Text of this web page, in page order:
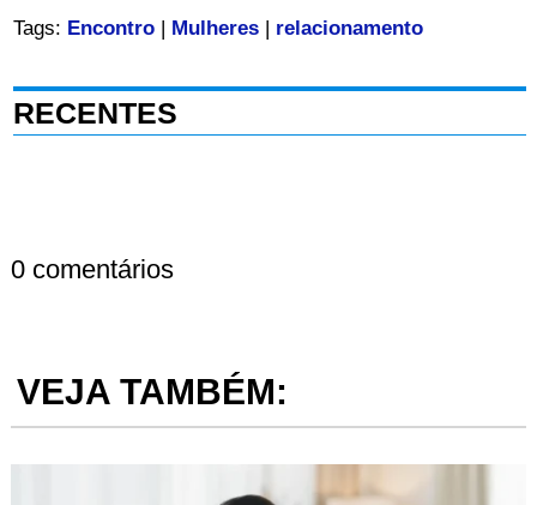
Tags: Encontro| Mulheres| relacionamento
RECENTES
0 comentários
VEJA TAMBÉM: